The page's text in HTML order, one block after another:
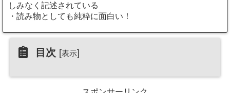
しみなく記述されている
・読み物としても純粋に面白い！
目次 [表示]